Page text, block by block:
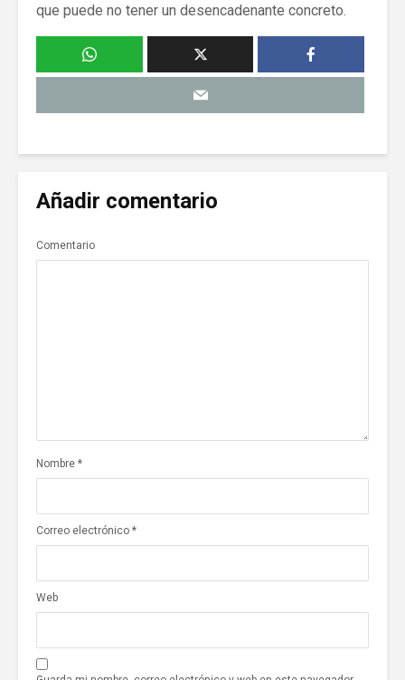
que puede no tener un desencadenante concreto.
Añadir comentario
Comentario
Nombre *
Correo electrónico *
Web